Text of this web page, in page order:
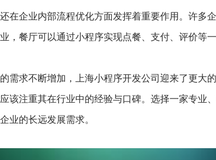
在企业内部流程优化方面发挥着重要作用。许多
，餐厅可以通过小程序实现点餐、支付、评价等
需求不断增加，上海小程序开发公司迎来了更大
该注重其在行业中的经验与口碑。选择一家专业
业的长远发展需求。